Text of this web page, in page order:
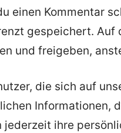
einen Kommentar
gespeichert. Auf
und freigeben,
die sich auf
Informationen,
jederzeit ihre